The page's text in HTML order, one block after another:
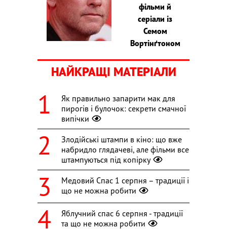
фільми й
серіали із
Семом
Вортінґтоном
НАЙКРАЩІ МАТЕРІАЛИ
Як правильно запарити мак для
пирогів і булочок: секрети смачної
випічки
Злодійські штампи в кіно: що вже
набридло глядачеві, але фільми все
штампуються під копірку
Медовий Спас 1 серпня – традиції і
що не можна робити
Яблучний спас 6 серпня - традиції
та що не можна робити